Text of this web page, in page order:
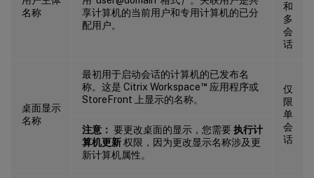
名称
享计算机的当前用户和专用计算机的已分
配用户。
和
多
会
话
桌面显示
名称
最初用于启动会话的计算机的已发布名
称。这是 Citrix Workspace™ 应用程序或
StoreFront 上显示的名称。
仅
限
单
会
话
注意： 要更改桌面的显示，您需要执行计
算机更新权限，因为更改显示名称涉及更
新计算机属性。